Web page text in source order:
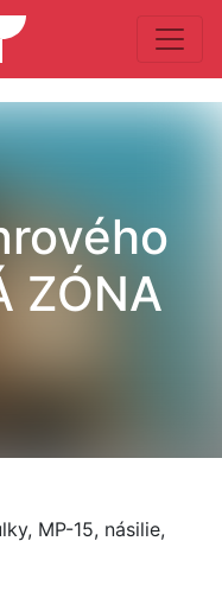
ZÓNA
MP-15, násilie,